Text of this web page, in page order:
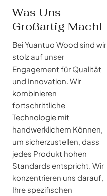
Was Uns
Großartig Macht
Bei Yuantuo Wood sind wir
stolz auf unser
Engagement für Qualität
und Innovation. Wir
kombinieren
fortschrittliche
Technologie mit
handwerklichem Können,
um sicherzustellen, dass
jedes Produkt hohen
Standards entspricht. Wir
konzentrieren uns darauf,
Ihre spezifischen